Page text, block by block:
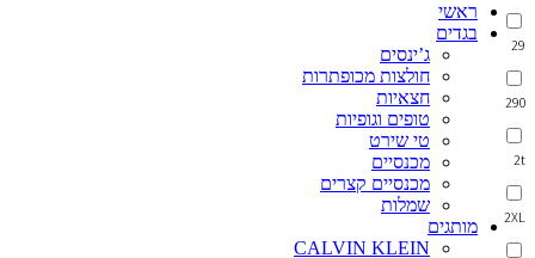
29
290
2t
2XL
ראשי
בגדים
ג’ינסים
חולצות מכופתרות
חצאיות
טופים וגופיות
טי שירט
מכנסיים
מכנסיים קצרים
שמלות
מותגים
CALVIN KLEIN